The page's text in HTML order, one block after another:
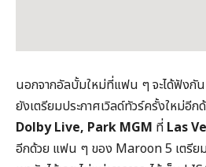
นอกจากอัลบั้มใหม่ที่แฟน ๆ จะได้ฟังกัน
ยังเตรียมประกาศเวิลด์ทัวร์ครั้งใหม่อีก
Dolby Live, Park MGM ที่ Las
อีกด้วย แฟน ๆ ของ Maroon 5 เตรีย